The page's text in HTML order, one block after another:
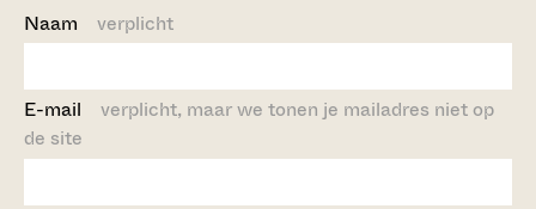
Naam verplicht
E-mail verplicht, maar we tonen je mailadres niet op
de site